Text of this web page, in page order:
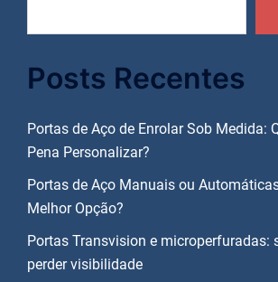
Posts Recentes
Portas de Aço de Enrolar Sob Medida:
Pena Personalizar?
Portas de Aço Manuais ou
Melhor Opção?
Portas Transvision e microperfuradas:
perder visibilidade